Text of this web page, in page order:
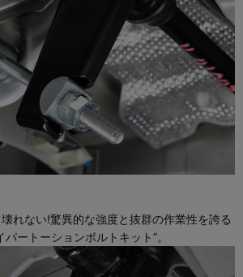
れない!驚異的な強度と抜群の作業性を誇る
ートーションボルトキット”。